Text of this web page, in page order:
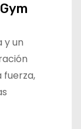
y un
fuerza,